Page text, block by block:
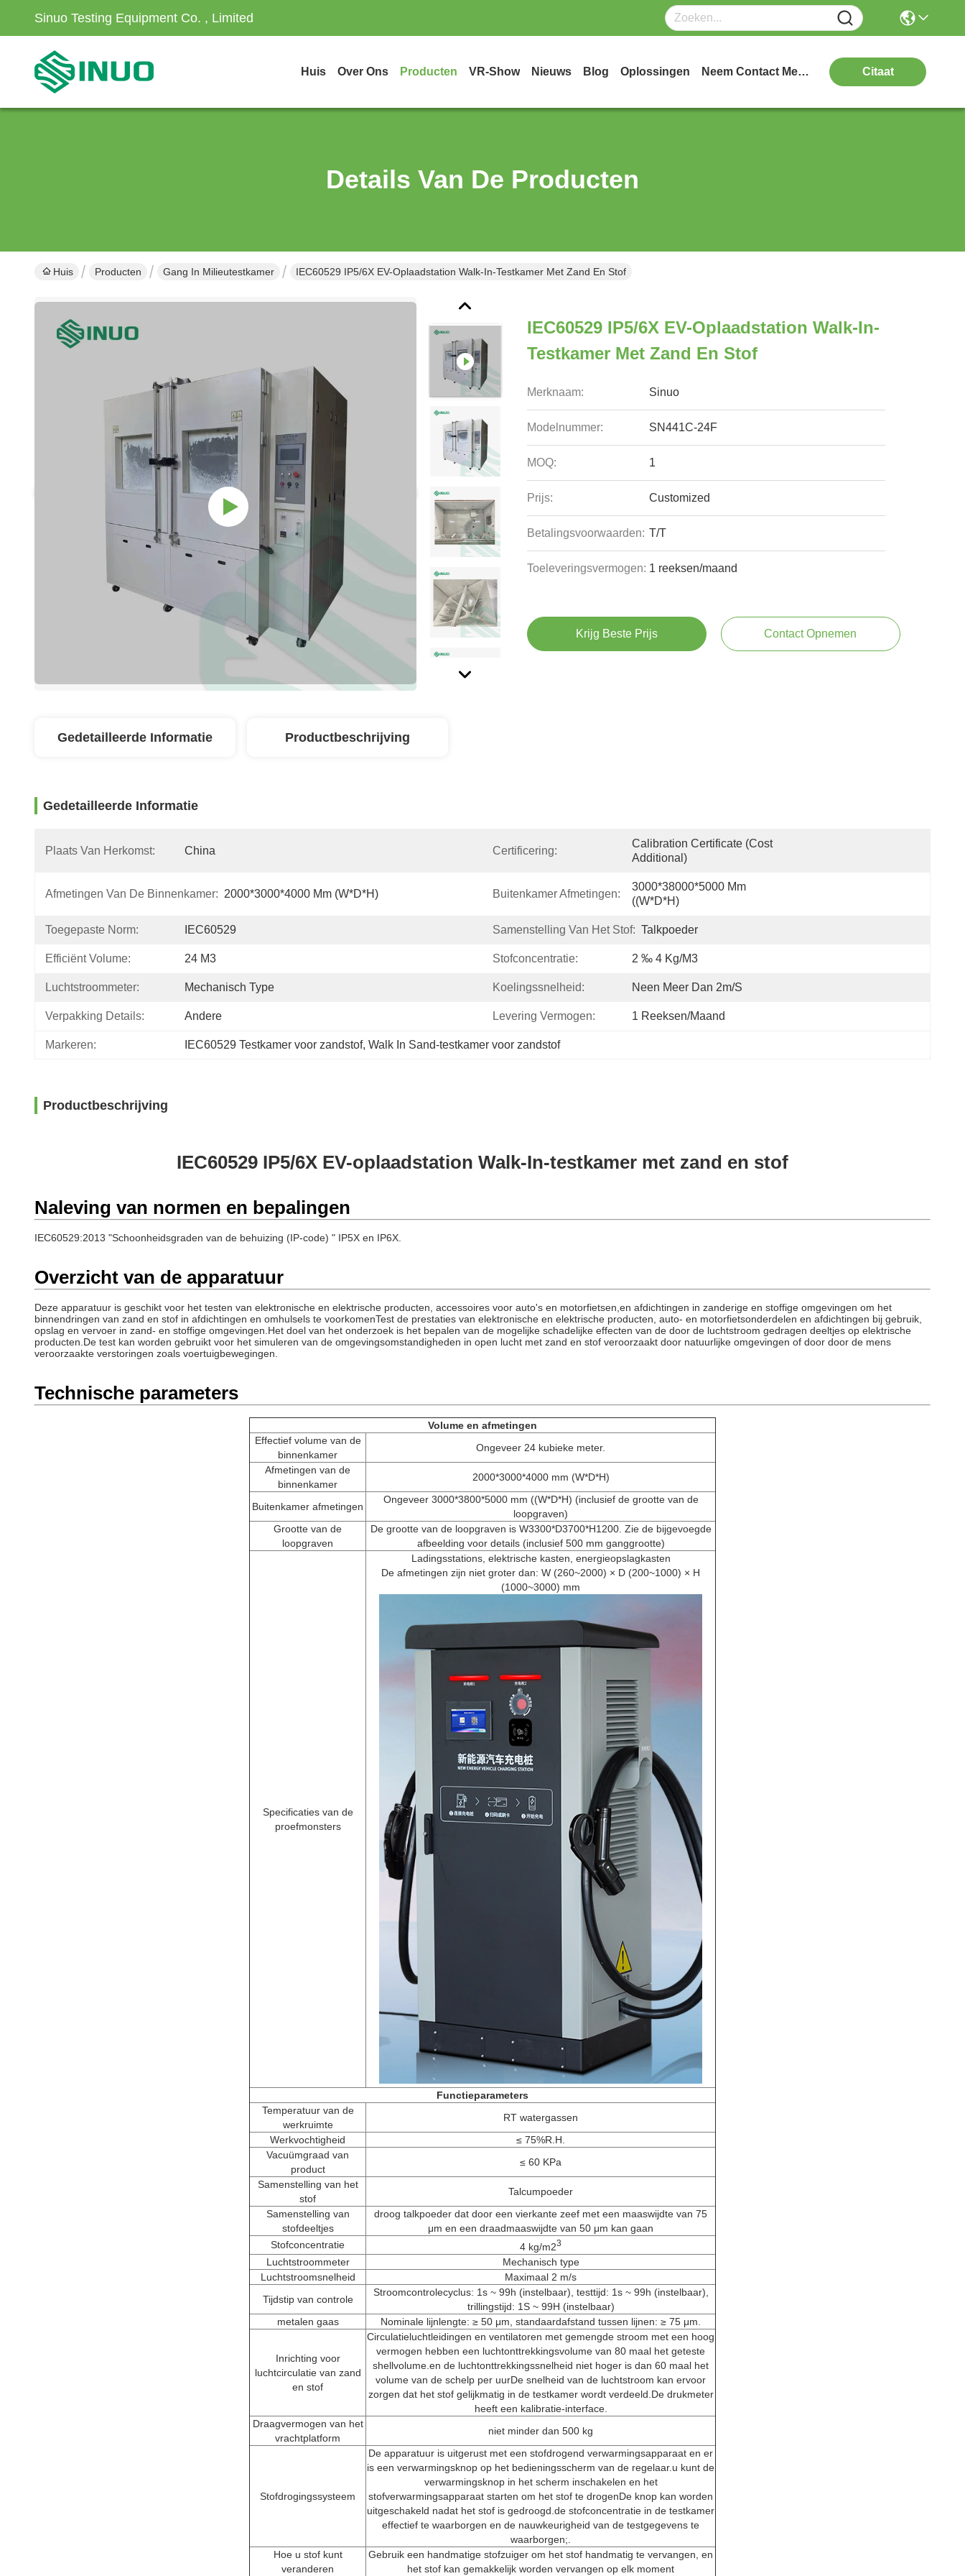
Sinuo Testing Equipment Co. , Limited
Huis Over Ons Producten VR-Show Nieuws Blog Oplossingen Neem Contact Met Ons Op Citaat
Details Van De Producten
Huis Producten Gang In Milieutestkamer IEC60529 IP5/6X EV-Oplaadstation Walk-In-Testkamer Met Zand En Stof
IEC60529 IP5/6X EV-Oplaadstation Walk-In-
Testkamer Met Zand En Stof
Merknaam: Sinuo
Modelnummer: SN441C-24F
MOQ: 1
Prijs: Customized
Betalingsvoorwaarden: T/T
Toeleveringsvermogen: 1 reeksen/maand
Krijg Beste Prijs Contact Opnemen
Gedetailleerde Informatie Productbeschrijving
Gedetailleerde Informatie
Plaats Van Herkomst: China Certificering:
Calibration Certificate (Cost
Additional)
Afmetingen Van De Binnenkamer: 2000*3000*4000 Mm (W*D*H) Buitenkamer Afmetingen:
3000*38000*5000 Mm
((W*D*H)
Toegepaste Norm: IEC60529 Samenstelling Van Het Stof: Talkpoeder
Efficiënt Volume: 24 M3 Stofconcentratie: 2 ‰ 4 Kg/m3
Luchtstroommeter: Mechanisch Type Koelingssnelheid: Neen Meer Dan 2m/s
Verpakking Details: Andere Levering Vermogen: 1 Reeksen/maand
Markeren: IEC60529 Testkamer voor zandstof, Walk In Sand-testkamer voor zandstof
Productbeschrijving
IEC60529 IP5/6X EV-oplaadstation Walk-In-testkamer met zand en stof
Naleving van normen en bepalingen
IEC60529:2013 "Schoonheidsgraden van de behuizing (IP-code) " IP5X en IP6X.
Overzicht van de apparatuur
Deze apparatuur is geschikt voor het testen van elektronische en elektrische producten, accessoires voor auto's en motorfietsen,en afdichtingen in zanderige en stoffige omgevingen om het
binnendringen van zand en stof in afdichtingen en omhulsels te voorkomenTest de prestaties van elektronische en elektrische producten, auto- en motorfietsonderdelen en afdichtingen bij gebruik,
opslag en vervoer in zand- en stoffige omgevingen.Het doel van het onderzoek is het bepalen van de mogelijke schadelijke effecten van de door de luchtstroom gedragen deeltjes op elektrische
producten.De test kan worden gebruikt voor het simuleren van de omgevingsomstandigheden in open lucht met zand en stof veroorzaakt door natuurlijke omgevingen of door door de mens
veroorzaakte verstoringen zoals voertuigbewegingen.
Technische parameters
Volume en afmetingen
Effectief volume van de
binnenkamer
Ongeveer 24 kubieke meter.
Afmetingen van de
binnenkamer
2000*3000*4000 mm (W*D*H)
Buitenkamer afmetingen
Ongeveer 3000*3800*5000 mm ((W*D*H) (inclusief de grootte van de
loopgraven)
Grootte van de
loopgraven
De grootte van de loopgraven is W3300*D3700*H1200. Zie de bijgevoegde
afbeelding voor details (inclusief 500 mm ganggrootte)
Specificaties van de
proefmonsters
Ladingsstations, elektrische kasten, energieopslagkasten
De afmetingen zijn niet groter dan: W (260~2000) × D (200~1000) × H
(1000~3000) mm
Functieparameters
Temperatuur van de
werkruimte
RT watergassen
Werkvochtigheid
≤ 75%R.H.
Vacuümgraad van
product
≤ 60 KPa
Samenstelling van het
stof
Talcumpoeder
Samenstelling van
stofdeeltjes
droog talkpoeder dat door een vierkante zeef met een maaswijdte van 75
μm en een draadmaaswijdte van 50 μm kan gaan
Stofconcentratie
4 kg/m23
Luchtstroommeter
Mechanisch type
Luchtstroomsnelheid
Maximaal 2 m/s
Tijdstip van controle
Stroomcontrolecyclus: 1s ~ 99h (instelbaar), testtijd: 1s ~ 99h (instelbaar),
trillingstijd: 1S ~ 99H (instelbaar)
metalen gaas
Nominale lijnlengte: ≥ 50 μm, standaardafstand tussen lijnen: ≥ 75 μm.
Inrichting voor
luchtcirculatie van zand
en stof
Circulatieluchtleidingen en ventilatoren met gemengde stroom met een hoog
vermogen hebben een luchtonttrekkingsvolume van 80 maal het geteste
shellvolume.en de luchtonttrekkingssnelheid niet hoger is dan 60 maal het
volume van de schelp per uurDe snelheid van de luchtstroom kan ervoor
zorgen dat het stof gelijkmatig in de testkamer wordt verdeeld.De drukmeter
heeft een kalibratie-interface.
Draagvermogen van het
vrachtplatform
niet minder dan 500 kg
Stofdrogingssysteem
De apparatuur is uitgerust met een stofdrogend verwarmingsapparaat en er
is een verwarmingsknop op het bedieningsscherm van de regelaar.u kunt de
verwarmingsknop in het scherm inschakelen en het
stofverwarmingsapparaat starten om het stof te drogenDe knop kan worden
uitgeschakeld nadat het stof is gedroogd.de stofconcentratie in de testkamer
effectief te waarborgen en de nauwkeurigheid van de testgegevens te
waarborgen;.
Hoe u stof kunt
veranderen
Gebruik een handmatige stofzuiger om het stof handmatig te vervangen, en
het stof kan gemakkelijk worden vervangen op elk moment